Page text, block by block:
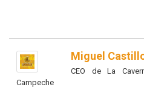
Miguel
CEO de La
Campeche